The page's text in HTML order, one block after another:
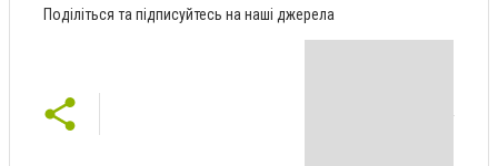
Поділіться та підписуйтесь на наші джерела